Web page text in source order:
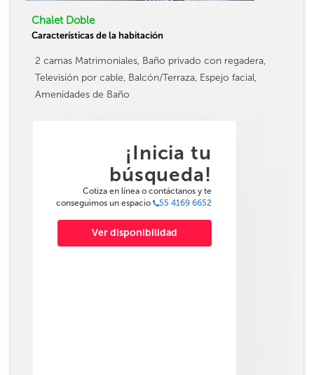
Chalet Doble
Características de la habitación
2 camas Matrimoniales, Baño privado con regadera,
Televisión por cable, Balcón/Terraza, Espejo facial,
Amenidades de Baño
¡Inicia tu
búsqueda!
Cotiza en línea o contáctanos y te
conseguimos un espacio
55 4169 6652
Ver disponibilidad